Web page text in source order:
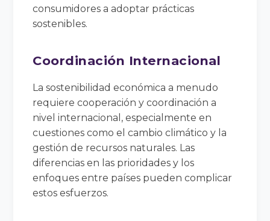
consumidores a adoptar prácticas
sostenibles.
Coordinación Internacional
La sostenibilidad económica a menudo
requiere cooperación y coordinación a
nivel internacional, especialmente en
cuestiones como el cambio climático y la
gestión de recursos naturales. Las
diferencias en las prioridades y los
enfoques entre países pueden complicar
estos esfuerzos.